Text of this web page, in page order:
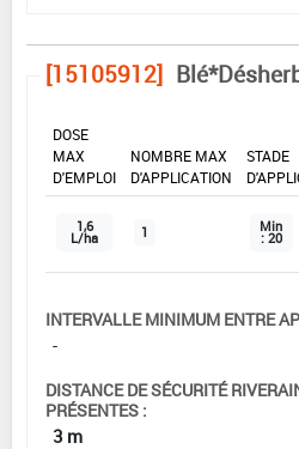
[15105912]
DOSE
MAX
D'EMPLOI
NOMBRE MAX
D'APPLICATION
STADE
1,6
L/ha 1 Min
: 20
INTERVALLE MINIMUM ENTRE
-
DISTANCE DE SÉCURITÉ
PRÉSENTES :
3 m